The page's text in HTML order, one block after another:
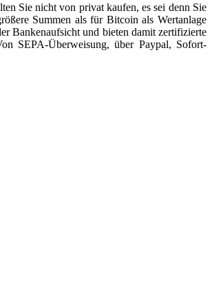
Sie nicht von privat kaufen, es sei denn Sie
Summen als für Bitcoin als Wertanlage
Bankenaufsicht und bieten damit zertifizierte
SEPA-Überweisung, über Paypal, Sofort-